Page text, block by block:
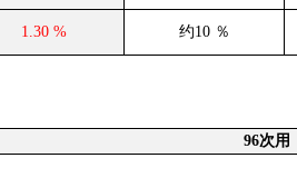
1.30 % 约10 ％
96次用